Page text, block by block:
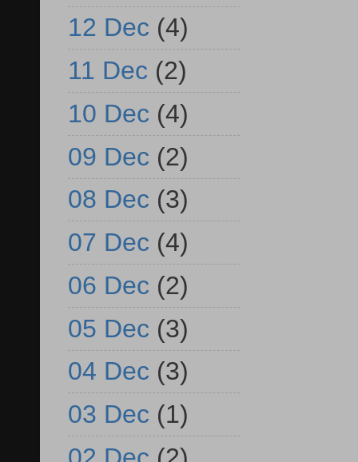
12 Dec (4)
11 Dec (2)
10 Dec (4)
09 Dec (2)
08 Dec (3)
07 Dec (4)
06 Dec (2)
05 Dec (3)
04 Dec (3)
03 Dec (1)